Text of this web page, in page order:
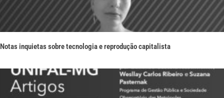
Notas inquietas sobre tecnologia e reprodução capitalista